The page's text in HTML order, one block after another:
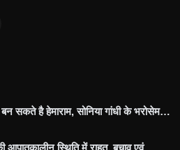
सकते है हेमाराम, सोनिया गांधी के भरोसेम…
आपातकालीन स्थिति में राहत, बचाव एवं